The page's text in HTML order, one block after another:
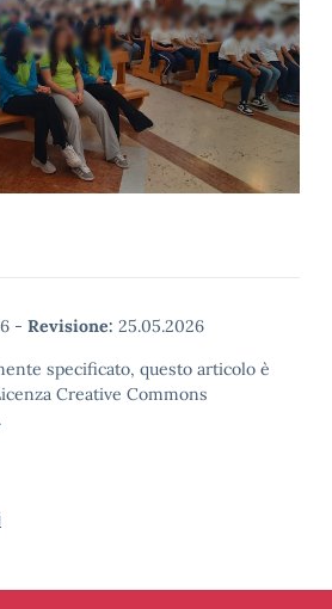
- Revisione: 25.05.2026
specificato, questo articolo è
Creative Commons